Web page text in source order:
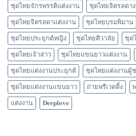
ชุดไทยจักรพรรดิแต่งงาน ชุดไทยจิตรลดา
ชุดไทยจิตรลดาแต่งงาน ชุดไทยบรมพิมาน
ชุดไทยประยุกต์หญิง ชุดไทยศิวาลัย ชุด
ชุดไทยเจ้าสาว ชุดไทยแขนยาวแต่งงาน
ชุดไทยแต่งงานประยุกต์ ชุดไทยแต่งงานผู้
ชุดไทยแต่งงานแขนยาว ถ่ายพรีเวดดิ้ง
แต่งงาน 𝐃𝐞𝐞𝐩𝐥𝐨𝐯𝐞